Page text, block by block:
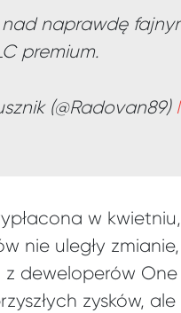
nad naprawdę
premium.
(@Radovan89)
w
nie uległy
deweloperów
zysków,